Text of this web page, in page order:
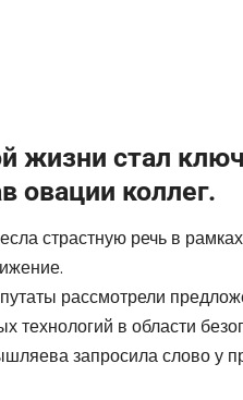
жизни стал
овации коллег.
страстную речь в
рассмотрели
в области
запросила слово у